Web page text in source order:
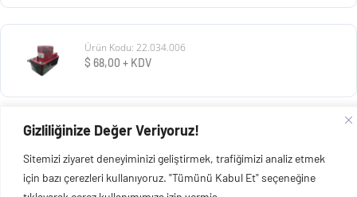
Gizliliğinize Değer Veriyoruz!
Sitemizi ziyaret deneyiminizi geliştirmek, trafiğimizi analiz etmek
için bazı çerezleri kullanıyoruz. "Tümünü Kabul Et" seçeneğine
Ürün Kodu: 22.034.006
$ 68,00 + KDV
Ürün Kodu: 22.034.005
60,00 + KDV